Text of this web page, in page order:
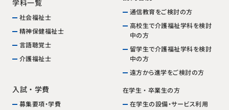
学科一覧
社会福祉士
精神保健福祉士
言語聴覚士
介護福祉士
入試・学費
募集要項・学費
通信教育をご検討の方
高校生で介護福祉学科を検討
中の方
留学生で介護福祉学科を検討
中の方
遠方から進学をご検討の方
在学生・卒業生の方
在学生の設備・サービス利用